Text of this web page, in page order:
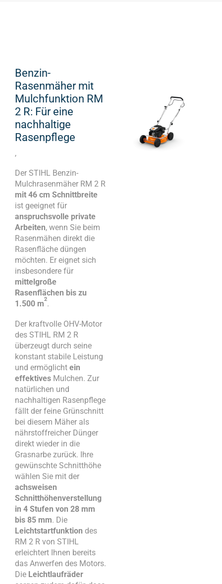
Benzin-
Rasenmäher mit
Mulchfunktion RM
2 R: Für eine
nachhaltige
Rasenpflege
,
Der STIHL Benzin-
Mulchrasenmäher RM 2 R
mit 46 cm Schnittbreite
ist geeignet für
anspruchsvolle private
Arbeiten, wenn Sie beim
Rasenmähen direkt die
Rasenfläche düngen
möchten. Er eignet sich
insbesondere für
mittelgroße
Rasenflächen bis zu
1.500 m2.
Der kraftvolle OHV-Motor
des STIHL RM 2 R
überzeugt durch seine
konstant stabile Leistung
und ermöglicht ein
effektives Mulchen. Zur
natürlichen und
nachhaltigen Rasenpflege
fällt der feine Grünschnitt
bei diesem Mäher als
nährstoffreicher Dünger
direkt wieder in die
Grasnarbe zurück. Ihre
gewünschte Schnitthöhe
wählen Sie mit der
achsweisen
Schnitthöhenverstellung
in 4 Stufen von 28 mm
bis 85 mm. Die
Leichtstartfunktion des
RM 2 R von STIHL
erleichtert Ihnen bereits
das Anwerfen des Motors.
Die Leichtlaufräder